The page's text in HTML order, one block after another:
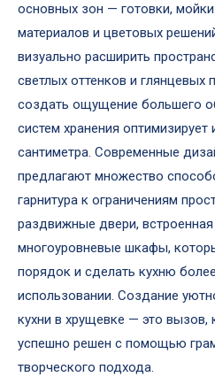
основных зон — готовки,
материалов и цветовых
визуально расширить
светлых оттенков и глянцевых
создать ощущение большего
систем хранения
сантиметра. Современные
предлагают множество
гарнитура к ограничениям
раздвижные двери, встроенная
многоуровневые шкафы,
порядок и сделать кухню
использовании. Создание
кухни в хрущевке — это
успешно решен с помощью
творческого подхода.